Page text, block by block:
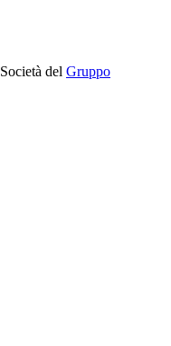
Società del Gruppo